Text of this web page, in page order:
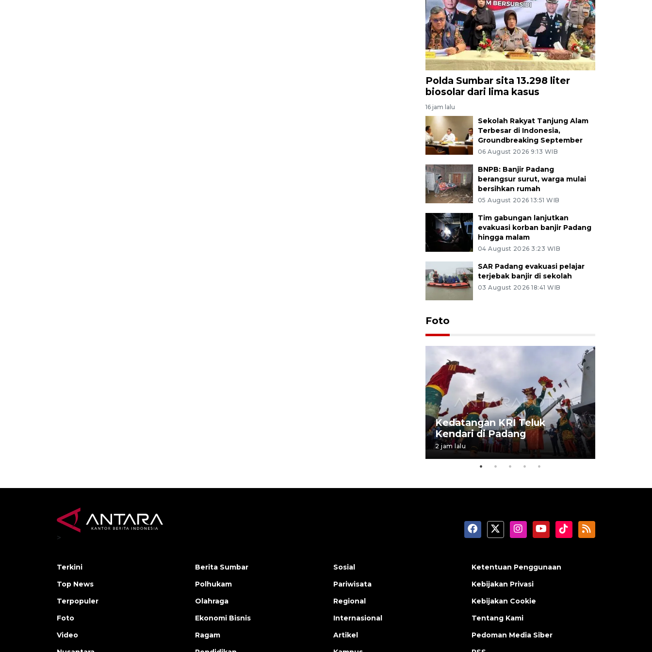
Polda Sumbar sita 13.298 liter
biosolar dari lima kasus
16 jam lalu
Sekolah Rakyat Tanjung Alam
Terbesar di Indonesia,
Groundbreaking September
06 August 2026 9:13 WIB
BNPB: Banjir Padang
berangsur surut, warga mulai
bersihkan rumah
05 August 2026 13:51 WIB
Tim gabungan lanjutkan
evakuasi korban banjir Padang
hingga malam
04 August 2026 3:23 WIB
SAR Padang evakuasi pelajar
terjebak banjir di sekolah
03 August 2026 18:41 WIB
Foto
Kedatangan KRI Teluk
Kendari di Padang
2 jam lalu
>
Terkini
Top News
Terpopuler
Foto
Video
Berita Sumbar
Polhukam
Olahraga
Ekonomi Bisnis
Ragam
Sosial
Pariwisata
Regional
Internasional
Artikel
Ketentuan Penggunaan
Kebijakan Privasi
Kebijakan Cookie
Tentang Kami
Pedoman Media Siber